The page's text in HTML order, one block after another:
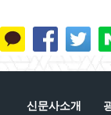
신문사소개